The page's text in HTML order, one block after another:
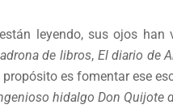
leyendo, sus ojos
de libros, El diario de
es fomentar ese
hidalgo Don Quijote